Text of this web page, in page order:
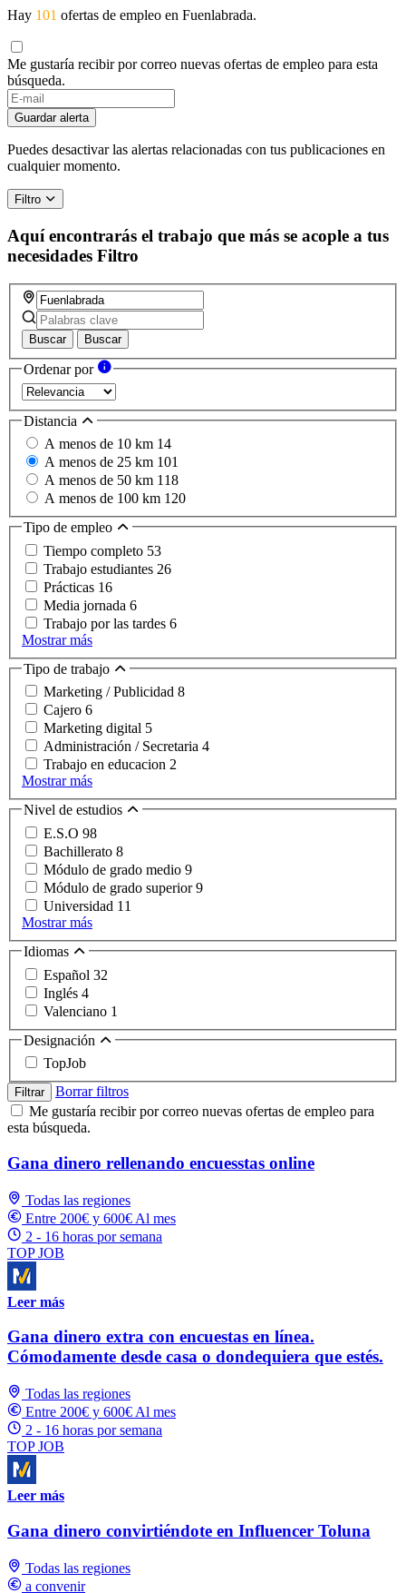
Hay 101 ofertas de empleo en Fuenlabrada.
Me gustaría recibir por correo nuevas ofertas de empleo para esta
búsqueda.
Guardar alerta
Puedes desactivar las alertas relacionadas con tus publicaciones en
cualquier momento.
Filtro
Aquí encontrarás el trabajo que más se acople a tus
necesidades Filtro
Buscar Buscar
Ordenar por
Distancia
A menos de 10 km 14
A menos de 25 km 101
A menos de 50 km 118
A menos de 100 km 120
Tipo de empleo
Tiempo completo 53
Trabajo estudiantes 26
Prácticas 16
Media jornada 6
Trabajo por las tardes 6
Mostrar más
Tipo de trabajo
Marketing / Publicidad 8
Cajero 6
Marketing digital 5
Administración / Secretaria 4
Trabajo en educacion 2
Mostrar más
Nivel de estudios
E.S.O 98
Bachillerato 8
Módulo de grado medio 9
Módulo de grado superior9
Universidad 11
Mostrar más
Idiomas
Español 32
Inglés 4
Valenciano 1
Designación
TopJob
Filtrar
Borrar filtros
Me gustaría recibir por correo nuevas ofertas de empleo para
esta búsqueda.
Gana dinero rellenando encuesstas online
Todas las regiones
Entre 200€ y 600€ Al mes
2 - 16 horas por semana
TOP JOB
Leer más
Gana dinero extra con encuestas en línea.
Cómodamente desde casa o dondequiera que estés.
Todas las regiones
Entre 200€ y 600€ Al mes
2 - 16 horas por semana
TOP JOB
Leer más
Gana dinero convirtiéndote en Influencer Toluna
Todas las regiones
a convenir